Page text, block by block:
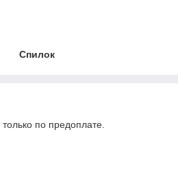
Спилок
по предоплате.